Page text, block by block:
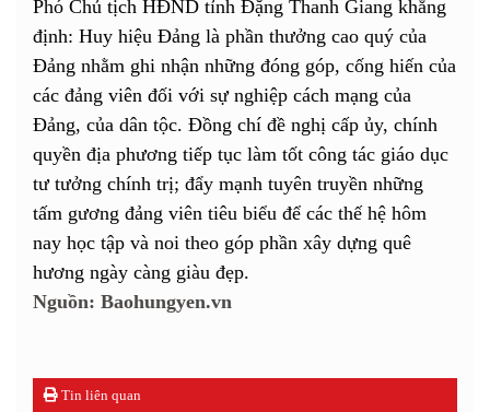
Phó Chủ tịch HĐND tỉnh Đặng Thanh Giang khẳng
định: Huy hiệu Đảng là phần thưởng cao quý của
Đảng nhằm ghi nhận những đóng góp, cống hiến của
các đảng viên đối với sự nghiệp cách mạng của
Đảng, của dân tộc. Đồng chí đề nghị cấp ủy, chính
quyền địa phương tiếp tục làm tốt công tác giáo dục
tư tưởng chính trị; đẩy mạnh tuyên truyền những
tấm gương đảng viên tiêu biểu để các thế hệ hôm
nay học tập và noi theo góp phần xây dựng quê
hương ngày càng giàu đẹp.
Nguồn: Baohungyen.vn
Tin liên quan